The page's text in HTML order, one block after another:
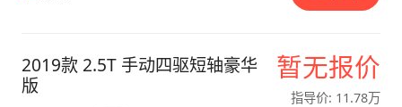
暂无报价
指导价: 11.78万
2019款 2.5T 手动四驱短轴豪华
版